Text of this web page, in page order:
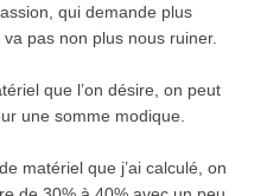
qui demande plus
pas non plus nous ruiner.
que l’on désire, on peut
une somme modique.
matériel que j’ai calculé, on